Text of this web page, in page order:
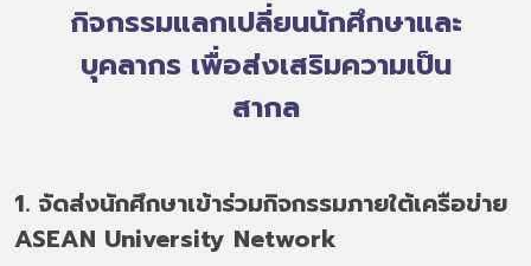
กิจกรรมแลกเปลี่ยนนักศึกษาและ
บุคลากร เพื่อส่งเสริมความเป็น
สากล
1. จัดส่งนักศึกษาเข้าร่วมกิจกรรมภายใต้เครือข่าย
ASEAN University Network